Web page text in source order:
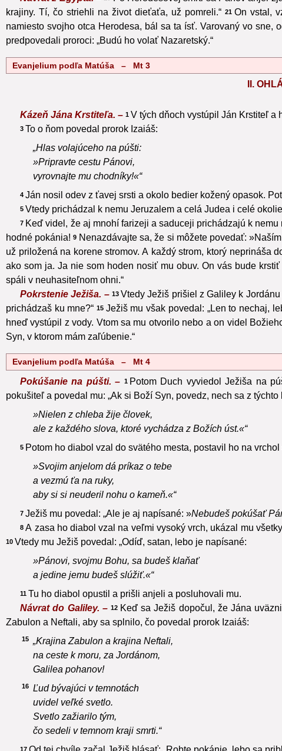
krajiny. Tí, čo striehli na život dieťaťa, už pomreli.“ 21 On vstal,
namiesto svojho otca Herodesa, bál sa ta ísť. Varovaný vo sne,
predpovedali proroci: „Budú ho volať Nazaretský.“
Evanjelium podľa Matúša – Mt 3
II.
Kázeň Jána Krstiteľa. – 1 V tých dňoch vystúpil Ján Krstiteľ a
3 To o ňom povedal prorok Izaiáš:
„Hlas volajúceho na púšti:
»Pripravte cestu Pánovi,
vyrovnajte mu chodníky!«“
4 Ján nosil odev z ťavej srsti a okolo bedier kožený opasok.
5 Vtedy prichádzal k nemu Jeruzalem a celá Judea i celé
7 Keď videl, že aj mnohí farizeji a saduceji prichádzajú k
hodné pokánia! 9 Nenazdávajte sa, že si môžete povedať:
už priložená na korene stromov. A každý strom, ktorý neprináša
ako som ja. Ja nie som hoden nosiť mu obuv. On vás bude
spáli v neuhasiteľnom ohni.“
Pokrstenie Ježiša. – 13 Vtedy Ježiš prišiel z Galiley k
prichádzaš ku mne?“ 15 Ježiš mu však povedal: „Len to nechaj,
hneď vystúpil z vody. Vtom sa mu otvorilo nebo a on videl
Syn, v ktorom mám zaľúbenie.“
Evanjelium podľa Matúša – Mt 4
Pokúšanie na púšti. – 1 Potom Duch vyviedol Ježiša na
pokušiteľ a povedal mu: „Ak si Boží Syn, povedz, nech sa z týchto
»Nielen z chleba žije človek,
ale z každého slova, ktoré vychádza z Božích úst.«“
5 Potom ho diabol vzal do svätého mesta, postavil ho na vrchol
»Svojim anjelom dá príkaz o tebe
a vezmú ťa na ruky,
aby si si neuderil nohu o kameň.«“
7 Ježiš mu povedal: „Ale je aj napísané: »Nebudeš pokúšať
8 A zasa ho diabol vzal na veľmi vysoký vrch, ukázal mu
10 Vtedy mu Ježiš povedal: „Odíď, satan, lebo je napísané:
»Pánovi, svojmu Bohu, sa budeš klaňať
a jedine jemu budeš slúžiť.«“
11 Tu ho diabol opustil a prišli anjeli a posluhovali mu.
Návrat do Galiley. –12 Keď sa Ježiš dopočul, že Jána
Zabulon a Neftali, aby sa splnilo, čo povedal prorok Izaiáš:
15
„Krajina Zabulon a krajina Neftali,
na ceste k moru, za Jordánom,
Galilea pohanov!
16
Ľud bývajúci v temnotách
uvidel veľké svetlo.
Svetlo zažiarilo tým,
čo sedeli v temnom kraji smrti.“
17